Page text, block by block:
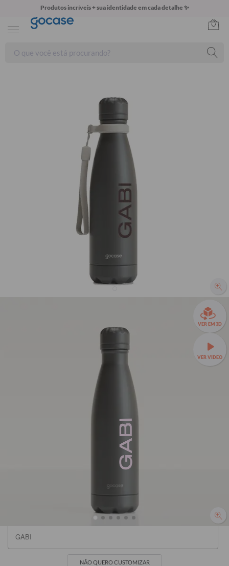
Produtos incríveis + sua identidade em cada detalhe ✨
VER EM 3D
VER VÍDEO
GABI
Garrafa Térmica Urban + Ebook - Gabi Brandt - Bold
avaliações
Garrafa Térmica Urban a partir de R$89,90!
NÃO QUERO CUSTOMIZAR